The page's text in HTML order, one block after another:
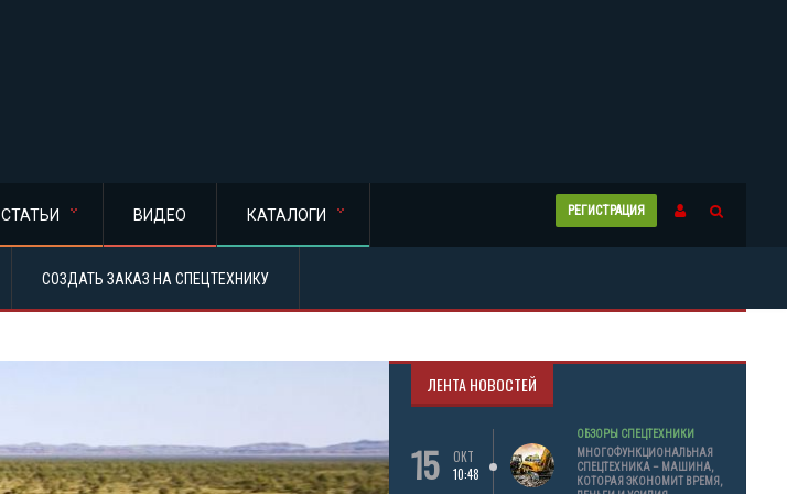
РЕГИСТРАЦИЯ
СТАТЬИ ВИДЕО КАТАЛОГИ
СОЗДАТЬ ЗАКАЗ НА СПЕЦТЕХНИКУ
ЛЕНТА НОВОСТЕЙ
15
ОКТ
10:48
ОБЗОРЫ СПЕЦТЕХНИКИ
МНОГОФУНКЦИОНАЛЬНАЯ
СПЕЦТЕХНИКА – МАШИНА,
КОТОРАЯ ЭКОНОМИТ ВРЕМЯ,